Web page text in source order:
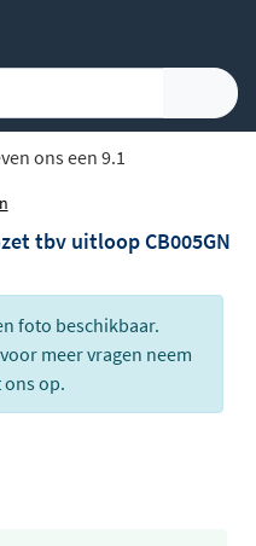
ons een 9.1
tbv uitloop CB005GN
foto beschikbaar.
meer vragen neem
op.